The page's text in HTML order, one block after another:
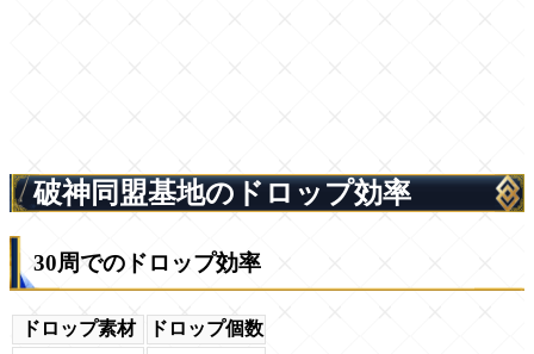
破神同盟基地のドロップ効率
30周でのドロップ効率
ドロップ素材
ドロップ個数